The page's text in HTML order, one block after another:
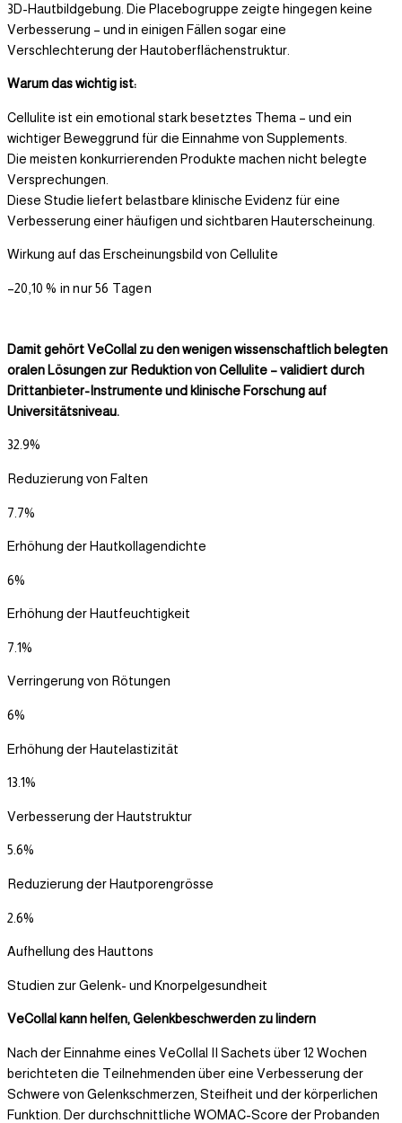
3D-Hautbildgebung. Die Placebogruppe zeigte hingegen keine
Verbesserung – und in einigen Fällen sogar eine
Verschlechterung der Hautoberflächenstruktur.
Warum das wichtig ist:
Cellulite ist ein emotional stark besetztes Thema – und ein
wichtiger Beweggrund für die Einnahme von Supplements.
Die meisten konkurrierenden Produkte machen nicht belegte
Versprechungen.
Diese Studie liefert belastbare klinische Evidenz für eine
Verbesserung einer häufigen und sichtbaren Hauterscheinung.
Wirkung auf das Erscheinungsbild von Cellulite
–20,10 % in nur 56 Tagen
Damit gehört VeCollal zu den wenigen wissenschaftlich belegten
oralen Lösungen zur Reduktion von Cellulite – validiert durch
Drittanbieter-Instrumente und klinische Forschung auf
Universitätsniveau.
32.9%
Reduzierung von Falten
7.7%
Erhöhung der Hautkollagendichte
6%
Erhöhung der Hautfeuchtigkeit
7.1%
Verringerung von Rötungen
6%
Erhöhung der Hautelastizität
13.1%
Verbesserung der Hautstruktur
5.6%
Reduzierung der Hautporengrösse
2.6%
Aufhellung des Hauttons
Studien zur Gelenk- und Knorpelgesundheit
VeCollal kann helfen, Gelenkbeschwerden zu lindern
Nach der Einnahme eines VeCollal II Sachets über 12 Wochen
berichteten die Teilnehmenden über eine Verbesserung der
Schwere von Gelenkschmerzen, Steifheit und der körperlichen
Funktion. Der durchschnittliche WOMAC-Score der Probanden